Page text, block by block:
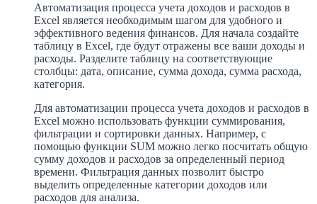
Автоматизация процесса учета доходов и расходов в
Excel является необходимым шагом для удобного и
эффективного ведения финансов. Для начала создайте
таблицу в Excel, где будут отражены все ваши доходы и
расходы. Разделите таблицу на соответствующие
столбцы: дата, описание, сумма дохода, сумма расхода,
категория.
Для автоматизации процесса учета доходов и расходов в
Excel можно использовать функции суммирования,
фильтрации и сортировки данных. Например, с
помощью функции SUM можно легко посчитать общую
сумму доходов и расходов за определенный период
времени. Фильтрация данных позволит быстро
выделить определенные категории доходов или
расходов для анализа.